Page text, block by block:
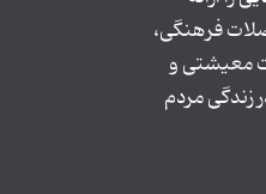
فرهنگی،
معیشتی و
مردم